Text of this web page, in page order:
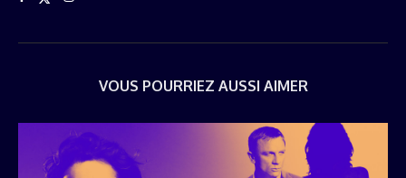
VOUS POURRIEZ AUSSI AIMER